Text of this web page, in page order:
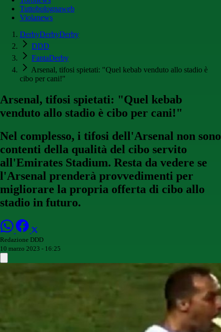
Tuttobolognaweb
Violanews
DerbyDerbyDerby
DDD
FantaDerby
Arsenal, tifosi spietati: "Quel kebab venduto allo stadio è
cibo per cani!"
Arsenal, tifosi spietati: "Quel kebab
venduto allo stadio è cibo per cani!"
Nel complesso, i tifosi dell'Arsenal non sono
contenti della qualità del cibo servito
all'Emirates Stadium. Resta da vedere se
l'Arsenal prenderà provvedimenti per
migliorare la propria offerta di cibo allo
stadio in futuro.
Redazione DDD
10 marzo 2023 - 16:25